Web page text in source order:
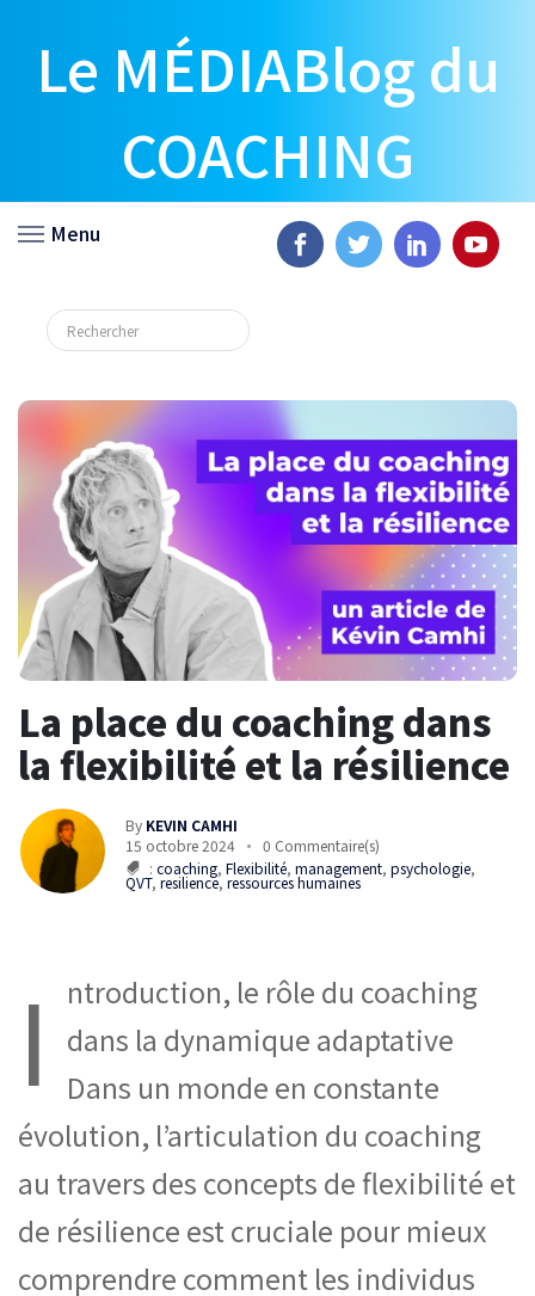
Le MÉDIABlog du
COACHING
Menu
La place du coaching dans
la flexibilité et la résilience
By KEVIN CAMHI
15 octobre 2024
0 Commentaire(s)
: coaching, Flexibilité, management, psychologie,
QVT, resilience, ressources humaines
I
ntroduction, le rôle du coaching
dans la dynamique adaptative
Dans un monde en constante
évolution, l’articulation du coaching
au travers des concepts de flexibilité et
de résilience est cruciale pour mieux
comprendre comment les individus